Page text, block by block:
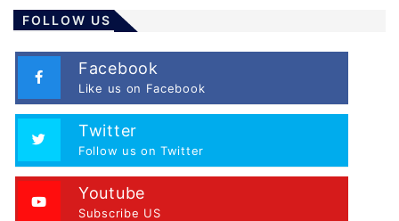
FOLLOW US
Facebook
Like us on Facebook
Twitter
Follow us on Twitter
Youtube
Subscribe US